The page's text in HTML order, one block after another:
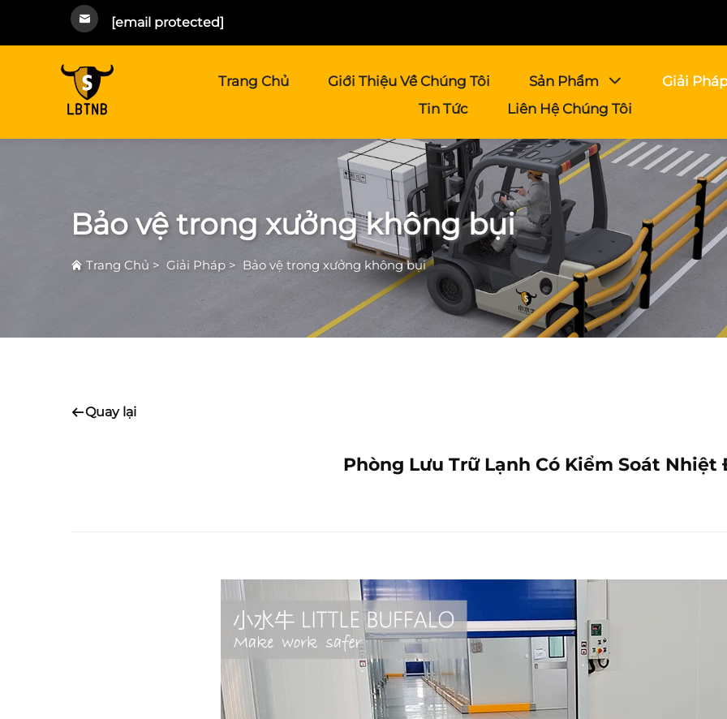
[email protected]
Trang Chủ Giới Thiệu Về Chúng Tôi Sản Phẩm
Giải
Tin Tức
Liên Hệ Chúng Tôi
Bảo vệ trong xưởng không bụi
Trang Chủ > Giải Pháp > Bảo vệ trong xưởng không bụi
Quay lại
Phòng Lưu Trữ Lạnh Có Kiểm Soát Nhiệt